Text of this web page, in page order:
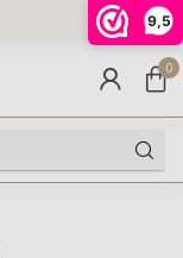
9,5
Voor
huis
9.5
0